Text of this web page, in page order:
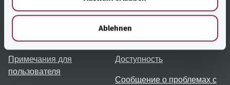
Ablehnen
Полезные ссылки
Обзор тем
Примечания для
пользователя
Услуги
Консультация и помощь
Доступность
Сообщение о проблемах с